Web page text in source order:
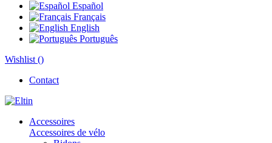
Español
Français
English
Português
Wishlist ()
Contact
Accessoires
Accessoires de vélo